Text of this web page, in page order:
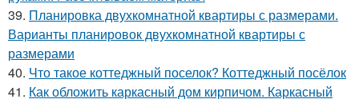
39. Планировка двухкомнатной квартиры с размерами.
Варианты планировок двухкомнатной квартиры с
размерами
40. Что такое коттеджный поселок? Коттеджный посёлок
41. Как обложить каркасный дом кирпичом. Каркасный